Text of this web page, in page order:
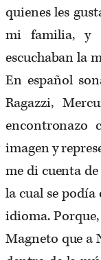
quienes les
mi familia, y
escuchaban la
En español
Ragazzi,
encontronazo
imagen y
me di cuenta
la cual se podía
idioma.
Magneto que a